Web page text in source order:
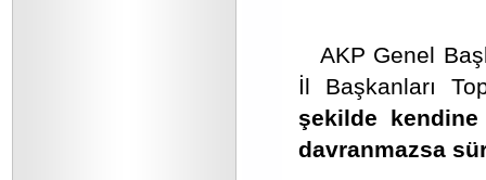
AKP Genel
İl Başkanları
şekilde
davranmazsa